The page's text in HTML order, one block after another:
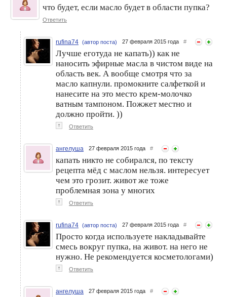
что будет, если масло будет в области пупка?
Ответить
rufina74 (автор поста) 27 февраля 2015 года #
Лучше еготуда не капать)) как не
наносить эфирные масла в чистом виде на
область век. А вообще смотря что за
масло капнули. промокните салфеткой и
нанесите на это место крем-молочко
ватным тампоном. Пожжет местно и
должно пройти. ))
↑ Ответить
ангелуша 27 февраля 2015 года #
капать никто не собирался, по тексту
рецепта мёд с маслом нельзя. интересует
чем это грозит. живот же тоже
проблемная зона у многих
↑ Ответить
rufina74 (автор поста) 27 февраля 2015 года #
Просто когда используете накладывайте
смесь вокруг пупка, на живот. на него не
нужно. Не рекомендуется косметологами)
↑ Ответить
ангелуша 27 февраля 2015 года #